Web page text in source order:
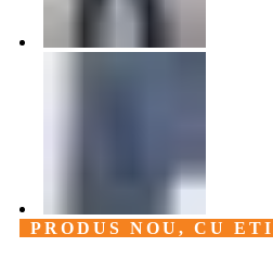
PRODUS NOU, CU